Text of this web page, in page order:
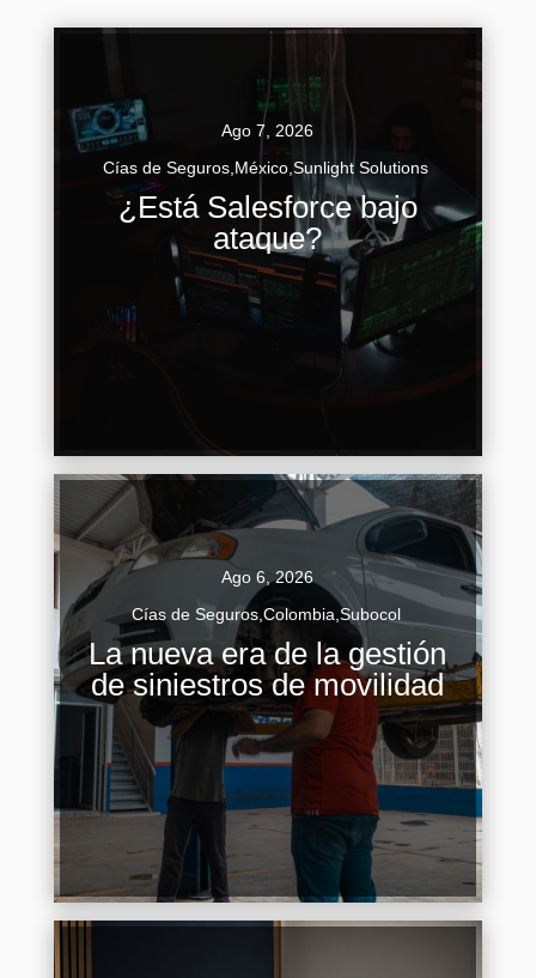
Ago 7, 2026
Cías de Seguros,México,Sunlight Solutions
¿Está Salesforce bajo
ataque?
Lo que la industria de seguros debe aprender
de la nueva ola de ciberataques Durante los
últimos meses, Salesforce ha sido protagonista
de numerosos titulares...
Ago 6, 2026
Cías de Seguros, Colombia Subocol
La nueva era de la gestión
de siniestros de movilidad
Gestión de siniestros de movilidad La gestión de
siniestros de movilidad atraviesa un momento
de transformación profunda. Durante décadas,
el proceso de atención de...
Continuar Leyendo